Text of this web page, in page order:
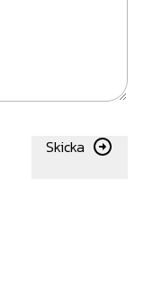
Skicka